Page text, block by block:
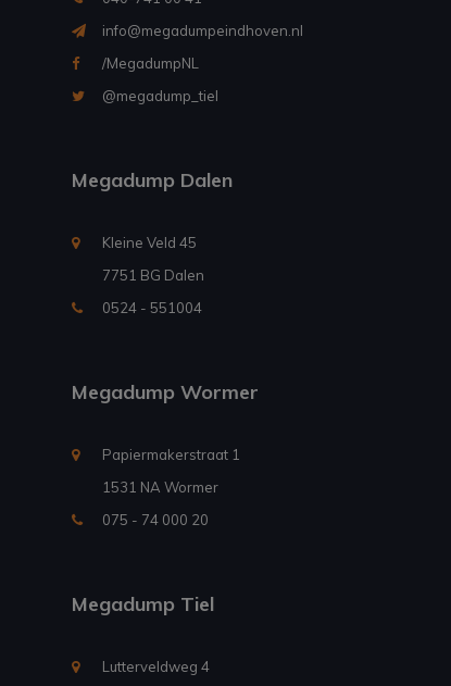
info@megadumpeindhoven.nl
/MegadumpNL
@megadump_tiel
Megadump Dalen
Kleine Veld 45
7751 BG Dalen
0524 - 551004
Megadump Wormer
Papiermakerstraat 1
1531 NA Wormer
075 - 74 000 20
Megadump Tiel
Lutterveldweg 4